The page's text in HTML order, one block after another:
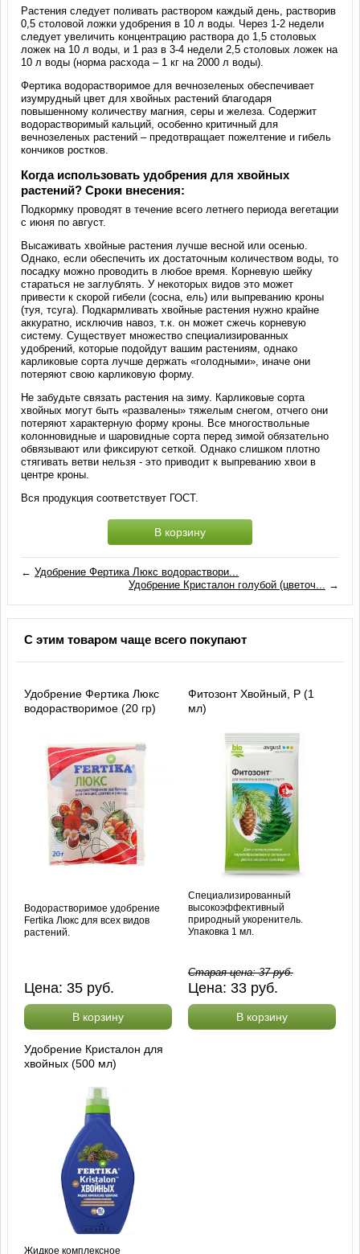
Растения следует поливать раствором каждый день, растворив
0,5 столовой ложки удобрения в 10 л воды. Через 1-2 недели
следует увеличить концентрацию раствора до 1,5 столовых
ложек на 10 л воды, и 1 раз в 3-4 недели 2,5 столовых ложек на
10 л воды (норма расхода – 1 кг на 2000 л воды).
Фертика водорастворимое для вечнозеленых обеспечивает
изумрудный цвет для хвойных растений благодаря
повышенному количеству магния, серы и железа. Содержит
водорастворимый кальций, особенно критичный для
вечнозеленых растений – предотвращает пожелтение и гибель
кончиков ростков.
Когда использовать удобрения для хвойных
растений? Сроки внесения:
Подкормку проводят в течение всего летнего периода вегетации
с июня по август.
Высаживать хвойные растения лучше весной или осенью.
Однако, если обеспечить их достаточным количеством воды, то
посадку можно проводить в любое время. Корневую шейку
стараться не заглублять. У некоторых видов это может
привести к скорой гибели (сосна, ель) или выпреванию кроны
(туя, тсуга). Подкармливать хвойные растения нужно крайне
аккуратно, исключив навоз, т.к. он может сжечь корневую
систему. Существует множество специализированных
удобрений, которые подойдут вашим растениям, однако
карликовые сорта лучше держать «голодными», иначе они
потеряют свою карликовую форму.
Не забудьте связать растения на зиму. Карликовые сорта
хвойных могут быть «развалены» тяжелым снегом, отчего они
потеряют характерную форму кроны. Все многоствольные
колонновидные и шаровидные сорта перед зимой обязательно
обвязывают или фиксируют сеткой. Однако слишком плотно
стягивать ветви нельзя - это приводит к выпреванию хвои в
центре кроны.
Вся продукция соответствует ГОСТ.
В корзину
←Удобрение Фертика Люкс водораствори...
Удобрение Кристалон голубой (цветоч... →
С этим товаром чаще всего покупают
Удобрение Фертика Люкс
водорастворимое (20 гр)
Водорастворимое удобрение
Fertika Люкс для всех видов
растений.
Цена:35 руб.
В корзину
Фитозонт Хвойный, Р (1
мл)
Специализированный
высокоэффективный
природный укоренитель.
Упаковка 1 мл.
Старая цена:37руб.
Цена: 33 руб.
В корзину
Удобрение Кристалон для
хвойных (500 мл)
Жидкое комплексное